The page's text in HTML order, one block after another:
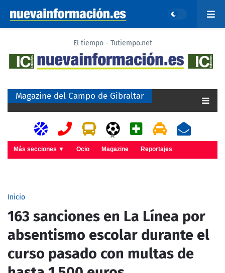
El tiempo - Tutiempo.net
Magazine del Campo de Gibraltar
A
Más secciones ▼ Ocio Magazine Reportajes
Inicio
163 sanciones en La Línea por
absentismo escolar durante el
curso pasado con multas de